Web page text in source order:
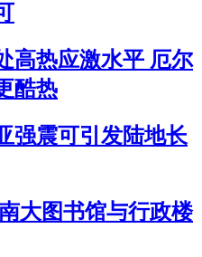
高热应激水平 厄尔
酷热
强震可引发陆地长
大图书馆与行政楼